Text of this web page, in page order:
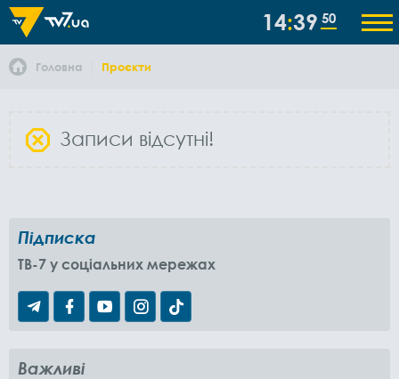
14 39 51
Головна Проєкти
Записи відсутні!
Підписка
TB-7 у соціальних мережах
Важливі